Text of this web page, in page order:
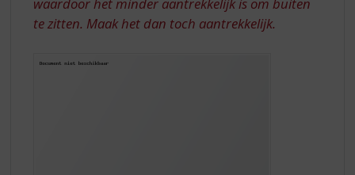
waardoor het minder aantrekkelijk is om buiten
te zitten. Maak het dan toch aantrekkelijk.